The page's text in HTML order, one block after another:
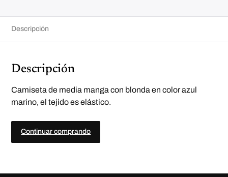
Descripción
Descripción
Camiseta de media manga con blonda en color azul
marino, el tejido es elástico.
Continuar comprando